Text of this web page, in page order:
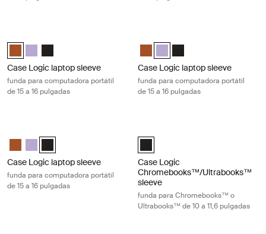
Case Logic 15-16" Laptop Sleeve Rustic Amber (selected)
Case Logic 15-16" Laptop Sleeve Lilac
Case Logic 15-16" Laptop Sleeve Negro
Case Logic laptop sleeve
funda para computadora portátil
de 15 a 16 pulgadas
Case Logic 15-16" Laptop
Case Logic 15-16" Laptop
Case Logic 15-16"
Case Logic laptop sleeve
funda para computadora portátil
de 15 a 16 pulgadas
Case Logic 15-16" Laptop Sleeve Rustic Amber
Case Logic 15-16" Laptop Sleeve Lilac
Case Logic 15-16" Laptop Sleeve Negro (selected)
Case Logic laptop sleeve
funda para computadora portátil
de 15 a 16 pulgadas
Case Logic 10-11.6"
Case Logic
Chromebooks™/Ultrabooks™
sleeve
funda para Chromebooks™ o
Ultrabooks™ de 10 a 11,6 pulgadas